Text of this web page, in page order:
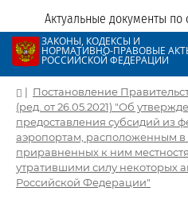
Актуальные документы по
ЗАКОНЫ, КОДЕКСЫ И
НОРМАТИВНО-ПРАВОВЫЕ
РОССИЙСКОЙ ФЕДЕРАЦИИ
| Постановление
(ред. от 26.05.2021) "Об
предоставления субсидий из
аэропортам, расположенным
приравненных к ним
утратившими силу некоторых
Российской Федерации"